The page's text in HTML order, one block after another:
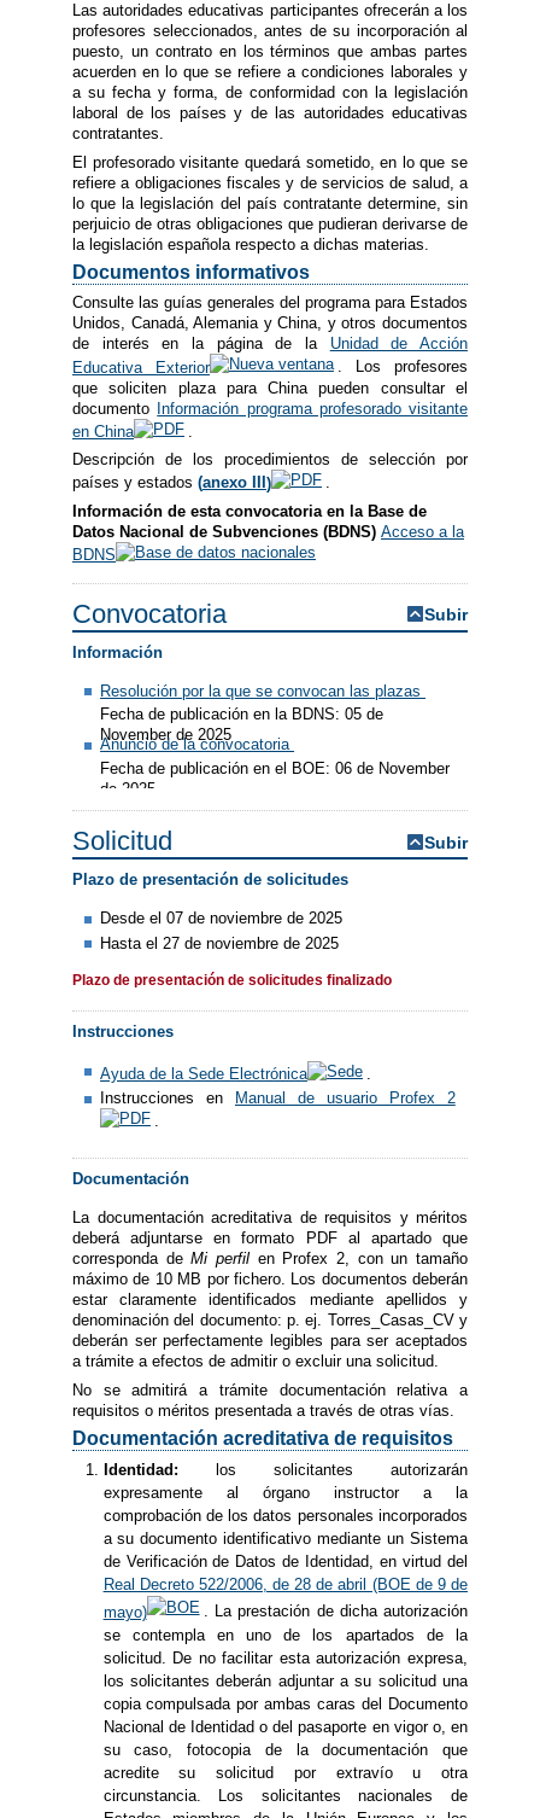
Las autoridades educativas participantes ofrecerán a los
profesores seleccionados, antes de su incorporación al
puesto, un contrato en los términos que ambas partes
acuerden en lo que se refiere a condiciones laborales y
a su fecha y forma, de conformidad con la legislación
laboral de los países y de las autoridades educativas
contratantes.
El profesorado visitante quedará sometido, en lo que se
refiere a obligaciones fiscales y de servicios de salud, a
lo que la legislación del país contratante determine, sin
perjuicio de otras obligaciones que pudieran derivarse de
la legislación española respecto a dichas materias.
Documentos informativos
Consulte las guías generales del programa para Estados
Unidos, Canadá, Alemania y China, y otros documentos
de interés en la página de la Unidad de Acción
Educativa Exterior
. Los profesores
que soliciten plaza para China pueden consultar el
documento Información programa profesorado visitante
en China
Descripción de los procedimientos de selección por
países y estados (anexo III )
.
Información de esta convocatoria en la Base de
Datos Nacional de Subvenciones (BDNS) Acceso a la
BDNS
Convocatoria Subir
Información
Resolución por la que se convocan las plazas
Fecha de publicación en la BDNS: 05 de
November de 2025
Anuncio de la convocatoria
Fecha de publicación en el BOE: 06 de November
de 2025
Solicitud Subir
Plazo de presentación de solicitudes
Desde el 07 de noviembre de 2025
Hasta el 27 de noviembre de 2025
Plazo de presentación de solicitudes finalizado
Instrucciones
Ayuda de la Sede Electrónica
Instrucciones en
Manual de usuario Profex 2
.
Documentación
La documentación acreditativa de requisitos y méritos
deberá adjuntarse en formato PDF al apartado que
corresponda deMi perfil en Profex 2, con un tamaño
máximo de 10 MB por fichero. Los documentos deberán
estar claramente identificados mediante apellidos y
denominación del documento: p. ej. Torres_Casas_CV y
deberán ser perfectamente legibles para ser aceptados
a trámite a efectos de admitir o excluir una solicitud.
No se admitirá a trámite documentación relativa a
requisitos o méritos presentada a través de otras vías.
Documentación acreditativa de requisitos
Identidad: los solicitantes autorizarán
expresamente al órgano instructor a la
comprobación de los datos personales incorporados
a su documento identificativo mediante un Sistema
de Verificación de Datos de Identidad, en virtud del
Real Decreto 522/2006, de 28 de abril (BOE de 9 de
mayo)
. La prestación de dicha autorización
se contempla en uno de los apartados de la
solicitud. De no facilitar esta autorización expresa,
los solicitantes deberán adjuntar a su solicitud una
copia compulsada por ambas caras del Documento
Nacional de Identidad o del pasaporte en vigor o, en
su caso, fotocopia de la documentación que
acredite su solicitud por extravío u otra
circunstancia. Los solicitantes nacionales de